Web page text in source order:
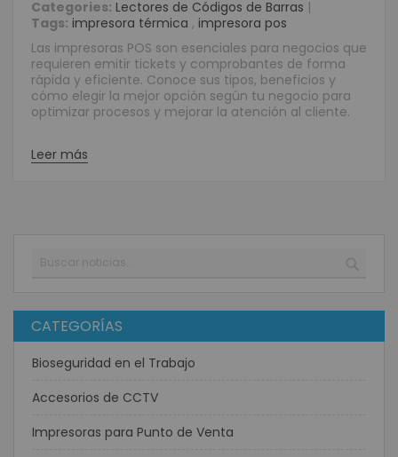
Categories: Lectores de Códigos de Barras |
Tags: impresora térmica , impresora pos
Las impresoras POS son esenciales para negocios que
requieren emitir tickets y comprobantes de forma
rápida y eficiente. Conoce sus tipos, beneficios y
cómo elegir la mejor opción según tu negocio para
optimizar procesos y mejorar la atención al cliente.
Leer más
Buscar
CATEGORÍAS
Bioseguridad en el Trabajo
Accesorios de CCTV
Impresoras para Punto de Venta